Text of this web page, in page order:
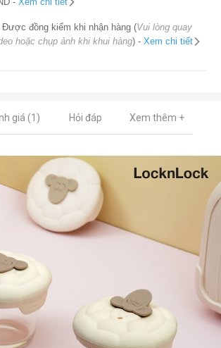
đồng kiểm khi nhận hàng (Vui lòng quay
hoặc chụp ảnh khi khui hàng) - Xem chi tiết
giá (1) Hỏi đáp Xem thêm +